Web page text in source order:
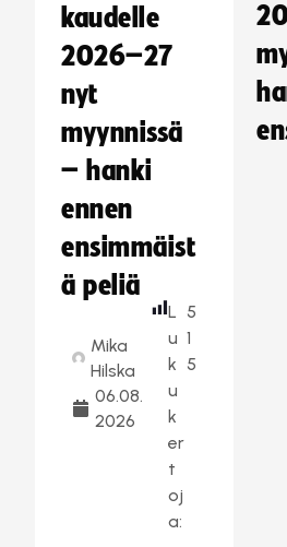
kaudelle
2026–27
nyt
myynnissä
– hanki
ennen
ensimmäist
ä peliä
Mika
Hilska
06.08.
2026
L
u
k
u
k
er
t
oj
a:
5
1
5